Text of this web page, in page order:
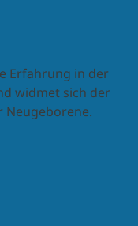
Erfahrung in der
widmet sich der
Neugeborene.